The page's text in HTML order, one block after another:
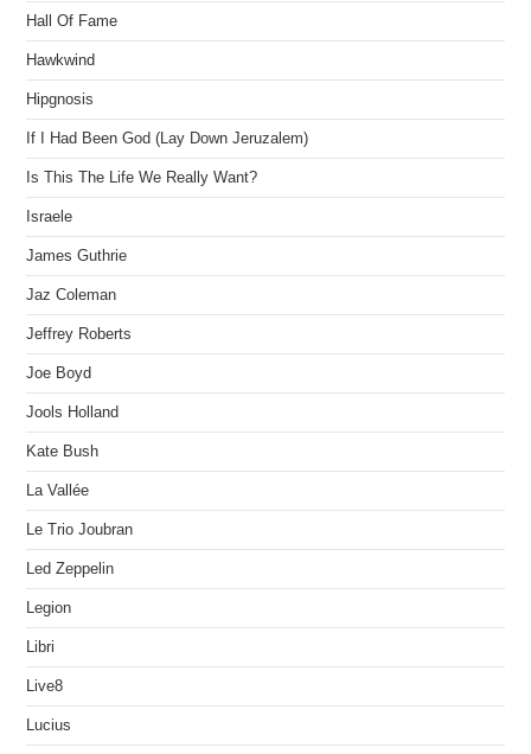
Hall Of Fame
Hawkwind
Hipgnosis
If I Had Been God (Lay Down Jeruzalem)
Is This The Life We Really Want?
Israele
James Guthrie
Jaz Coleman
Jeffrey Roberts
Joe Boyd
Jools Holland
Kate Bush
La Vallée
Le Trio Joubran
Led Zeppelin
Legion
Libri
Live8
Lucius